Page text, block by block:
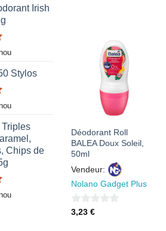
Irish
Stylos
Chips de
AJOUTER
À MES
FAVORIS
Déodorant Roll
BALEA Doux Soleil,
50ml
Vendeur:
Nolano Gadget Plus
0
3,23 €